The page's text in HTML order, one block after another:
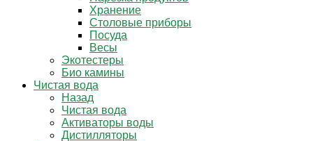
Хранение
Столовые приборы
Посуда
Весы
Экотестеры
Био камины
Чистая вода
Назад
Чистая вода
Активаторы воды
Дистилляторы